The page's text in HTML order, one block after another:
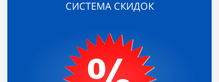
СИСТЕМА СКИДОК